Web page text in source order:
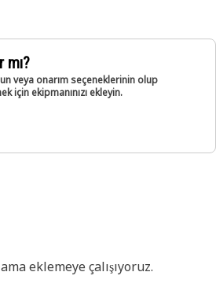
mı?
veya onarım seçeneklerinin olup
için ekipmanınızı ekleyin.
eklemeye çalışıyoruz.